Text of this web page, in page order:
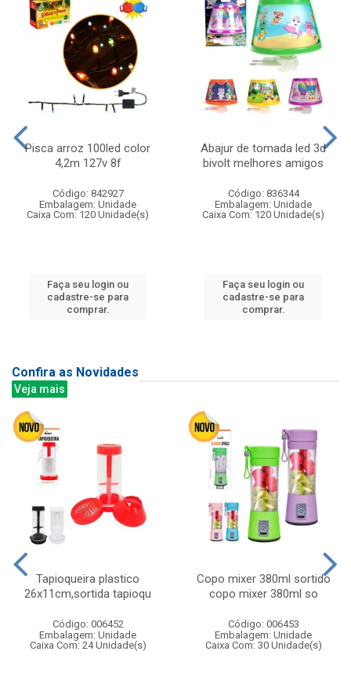
Pisca arroz 100led color
4,2m 127v 8f
Código: 842927
Embalagem: Unidade
Caixa Com: 120 Unidade(s)
Faça seu login ou
cadastre-se para
comprar.
Abajur de tomada led 3d
bivolt melhores amigos
Código: 836344
Embalagem: Unidade
Caixa Com: 120 Unidade(s)
Faça seu login ou
cadastre-se para
comprar.
Confira as Novidades
Veja mais
Tapioqueira plastico
26x11cm,sortida tapioqu
Código: 006452
Embalagem: Unidade
Caixa Com: 24 Unidade(s)
Copo mixer 380ml sortido
copo mixer 380ml so
Código: 006453
Embalagem: Unidade
Caixa Com: 30 Unidade(s)